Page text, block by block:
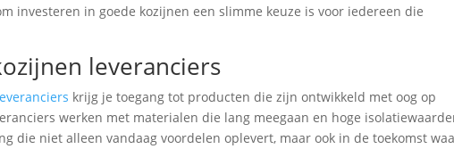
investeren in goede kozijnen een slimme keuze is voor iedereen die
leveranciers
krijg je toegang tot producten die zijn ontwikkeld met oog op
werken met materialen die lang meegaan en hoge
die niet alleen vandaag voordelen oplevert, maar ook in de toekomst